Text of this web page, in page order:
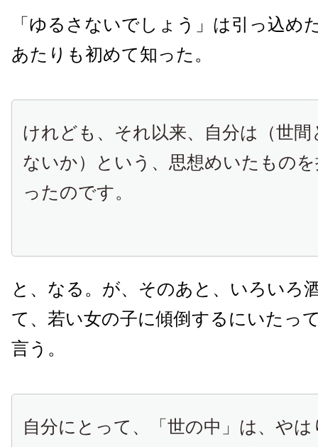
「ゆるさないでしょう」は引っ込め
あたりも初めて知った。
けれども、それ以来、自分は（世
ないか）という、思想めいたもの
ったのです。
と、なる。が、そのあと、いろいろ
て、若い女の子に傾倒するにいたっ
言う。
自分にとって、「世の中」は、や